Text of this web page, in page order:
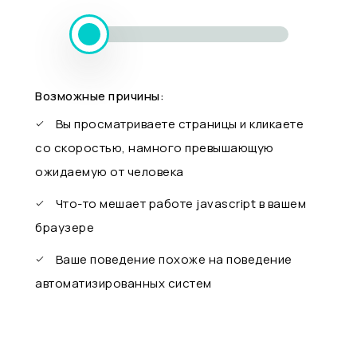
Возможные причины:
Вы просматриваете страницы и кликаете
со скоростью, намного превышающую
ожидаемую от человека
Что-то мешает работе javascript в вашем
браузере
Ваше поведение похоже на поведение
автоматизированных систем